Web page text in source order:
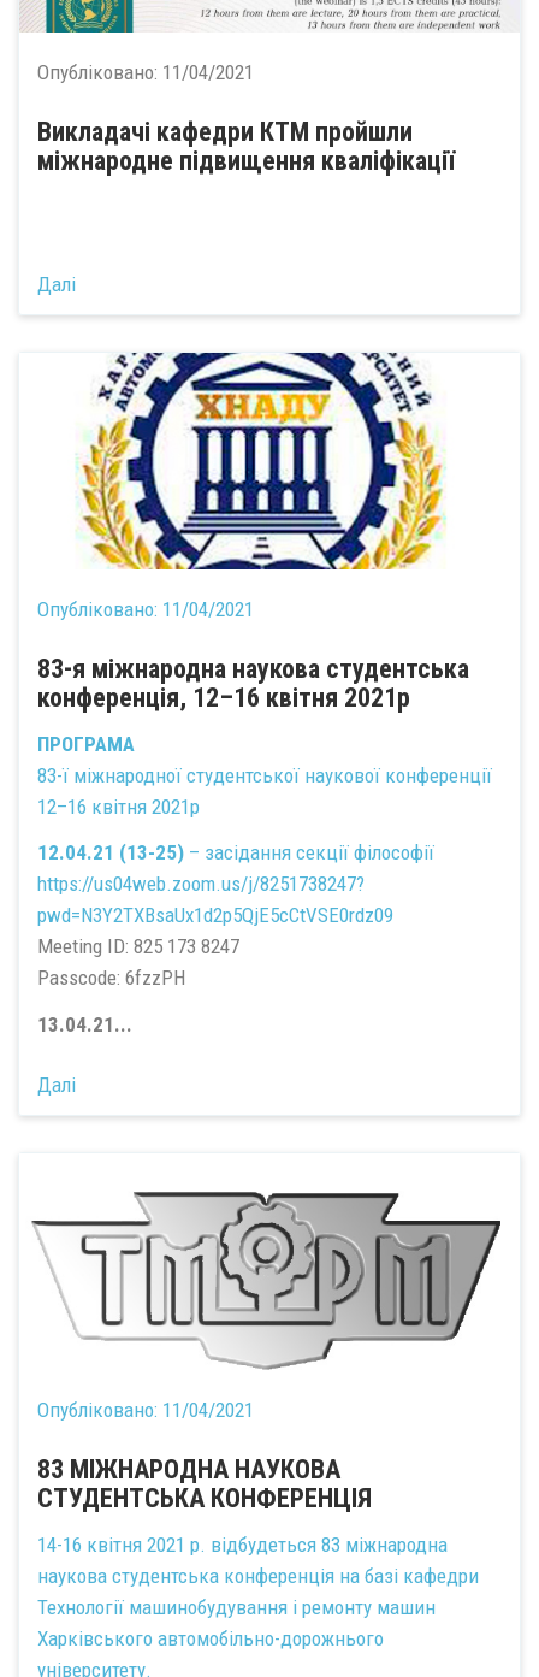
Опубліковано: 11/04/2021
Викладачі кафедри КТМ пройшли
міжнародне підвищення кваліфікації
Далі
Опубліковано: 11/04/2021
83-я міжнародна наукова студентська
конференція, 12–16 квітня 2021р
ПРОГРАМА
83-ї міжнародної студентської наукової конференції
12–16 квітня 2021р
12.04.21 (13-25) – засідання секції філософії
https://us04web.zoom.us/j/8251738247?
pwd=N3Y2TXBsaUx1d2p5QjE5cCtVSE0rdz09
Meeting ID: 825 173 8247
Passcode: 6fzzPH
13.04.21...
Далі
Опубліковано: 11/04/2021
83 МІЖНАРОДНА НАУКОВА
СТУДЕНТСЬКА КОНФЕРЕНЦІЯ
14-16 квітня 2021 р. відбудеться 83 міжнародна
наукова студентська конференція на базі кафедри
Технології машинобудування і ремонту машин
Харківського автомобільно-дорожнього
університету.